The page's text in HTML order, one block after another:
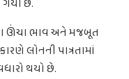
ગયો છે.
ઊંચા ભાવ અને મજબૂત
લોનની પાત્રતામાં
થયો છે.